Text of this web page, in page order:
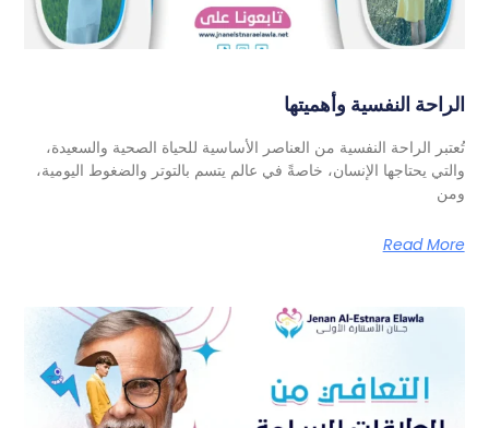
الراحة النفسية وأهميتها
تُعتبر الراحة النفسية من العناصر الأساسية للحياة الصحية والسعيدة،
والتي يحتاجها الإنسان، خاصةً في عالم يتسم بالتوتر والضغوط اليومية،
ومن
Read More